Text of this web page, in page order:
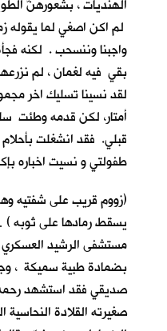
الهنديات ، بشعورهنَّ
لم اكن اصغي لما يقوله
واجبنا وننسحب . لكنه
بقي فيه لغمان ، لم
لقد نسينا تسليك اخر
أمتار، لكن قدمه وطئت
قبلي. فقد انشغلت بأحلام
طفولتي و نسيت اخباره
(زووم قريب على شفتيه
يسقط رمادها على ثوبه
مستشفى الرشيد
بضمادة طبية سميكة ،
صديقي فقد استشهد
صغيرته القلادة